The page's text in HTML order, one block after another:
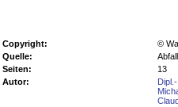
Copyright:
©
Quelle:
Seiten:
13
Autor: